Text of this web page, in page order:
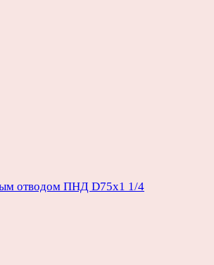
отводом ПНД D75х1 1/4